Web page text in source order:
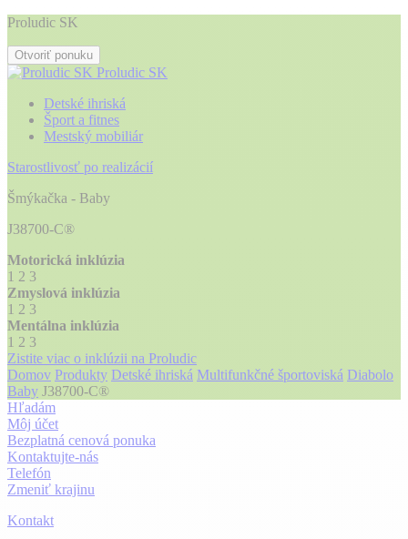
Proludic SK
Otvoriť ponuku
Proludic SK
Detské ihriská
Šport a fitnes
Mestský mobiliár
Starostlivosť po realizácií
Šmýkačka - Baby
J38700-C®
Motorická inklúzia
1 2 3
Zmyslová inklúzia
1 2 3
Mentálna inklúzia
1 2 3
Zistite viac o inklúzii na Proludic
Domov Produkty Detské ihriská Multifunkčné športoviská Diabolo
Baby J38700-C®
Hľadám
Môj účet
Bezplatná cenová ponuka
Kontaktujte-nás
Telefón
Zmeniť krajinu
Kontakt